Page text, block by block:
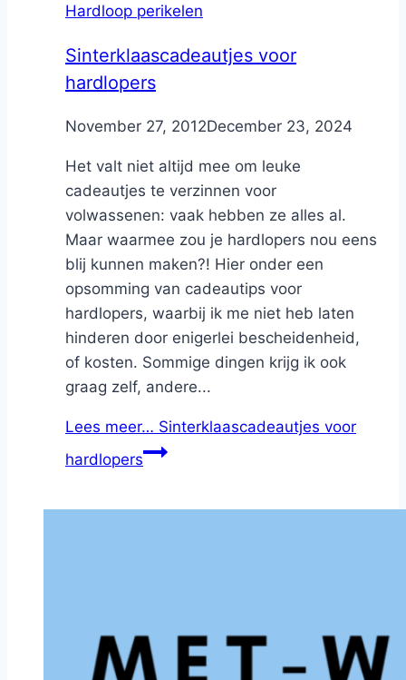
Hardloop perikelen
Sinterklaascadeautjes voor
hardlopers
ByNicole
November 27, 2012December 23, 2024
Het valt niet altijd mee om leuke
cadeautjes te verzinnen voor
volwassenen: vaak hebben ze alles al.
Maar waarmee zou je hardlopers nou eens
blij kunnen maken?! Hier onder een
opsomming van cadeautips voor
hardlopers, waarbij ik me niet heb laten
hinderen door enigerlei bescheidenheid,
of kosten. Sommige dingen krijg ik ook
graag zelf, andere...
Lees meer… Sinterklaascadeautjes voor
hardlopers